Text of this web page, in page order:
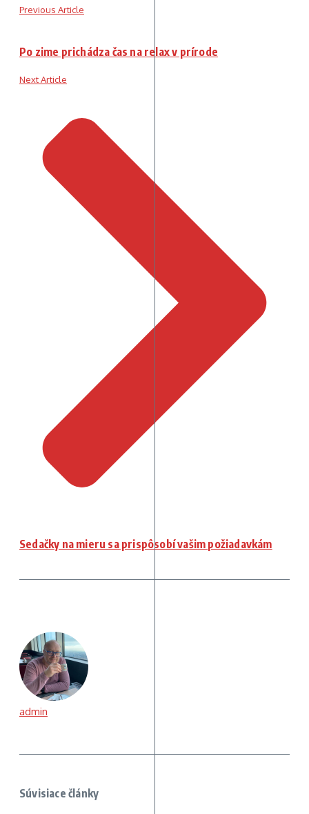
Previous Article
Po zime prichádza čas na relax v prírode
Next Article
Sedačky na mieru sa prispôsobí vašim požiadavkám
admin
Súvisiace články